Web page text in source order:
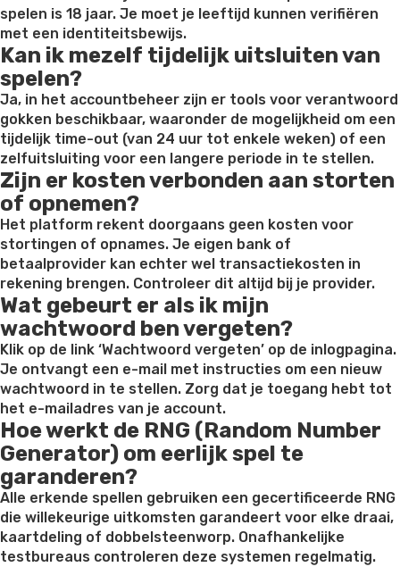
spelen is 18 jaar. Je moet je leeftijd kunnen verifiëren
met een identiteitsbewijs.
Kan ik mezelf tijdelijk uitsluiten van
spelen?
Ja, in het accountbeheer zijn er tools voor verantwoord
gokken beschikbaar, waaronder de mogelijkheid om een
tijdelijk time-out (van 24 uur tot enkele weken) of een
zelfuitsluiting voor een langere periode in te stellen.
Zijn er kosten verbonden aan storten
of opnemen?
Het platform rekent doorgaans geen kosten voor
stortingen of opnames. Je eigen bank of
betaalprovider kan echter wel transactiekosten in
rekening brengen. Controleer dit altijd bij je provider.
Wat gebeurt er als ik mijn
wachtwoord ben vergeten?
Klik op de link ‘Wachtwoord vergeten’ op de inlogpagina.
Je ontvangt een e-mail met instructies om een nieuw
wachtwoord in te stellen. Zorg dat je toegang hebt tot
het e-mailadres van je account.
Hoe werkt de RNG (Random Number
Generator) om eerlijk spel te
garanderen?
Alle erkende spellen gebruiken een gecertificeerde RNG
die willekeurige uitkomsten garandeert voor elke draai,
kaartdeling of dobbelsteenworp. Onafhankelijke
testbureaus controleren deze systemen regelmatig.